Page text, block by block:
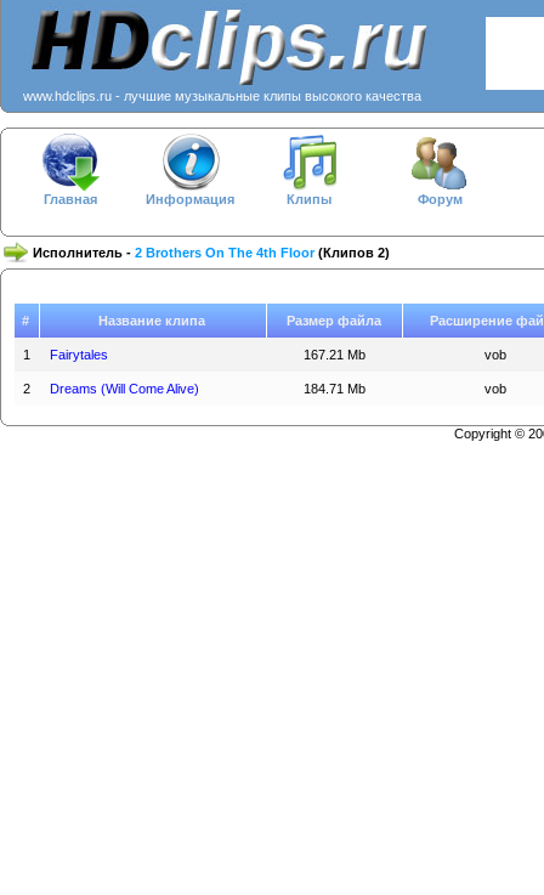
www.hdclips.ru - лучшие музыкальные клипы высокого качества
Главная Информация Клипы Форум
Исполнитель - 2 Brothers On The 4th Floor(Клипов 2)
# Название клипа Размер файла Расширение
1 Fairytales 167.21 Mb vob
2 Dreams (Will Come Alive) 184.71 Mb vob
Copyright ©